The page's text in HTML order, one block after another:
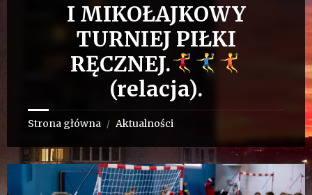
I MIKOŁAJKOWY
TURNIEJ PIŁKI
RĘCZNEJ.
(relacja).
Strona główna / Aktualności